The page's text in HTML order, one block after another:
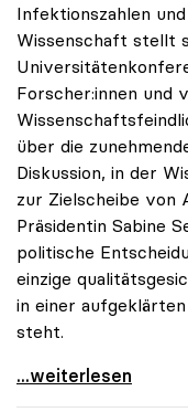
Infektionszahlen
Wissenschaft stellt
Forscher:innen und
über die
Diskussion, in der
zur Zielscheibe von
Präsidentin Sabine
politische
einzige
in einer
steht.
uniko stellt sich
...weiterlesen